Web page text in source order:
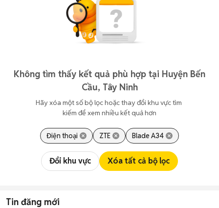
Không tìm thấy kết quả phù hợp tại Huyện Bến
Cầu, Tây Ninh
Hãy xóa một số bộ lọc hoặc thay đổi khu vực tìm
kiếm để xem nhiều kết quả hơn
Điện thoại ZTE Blade A34
Đổi khu vực Xóa tất cả bộ lọc
Tin đăng mới